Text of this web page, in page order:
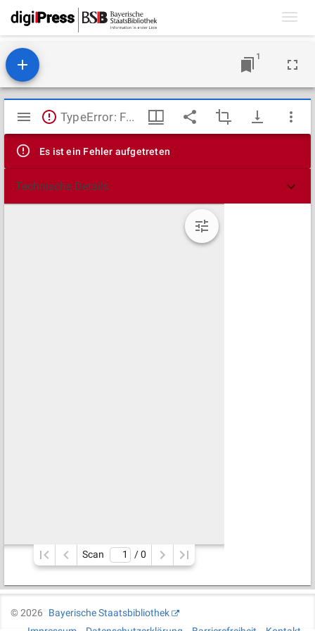
1
Mirador
Viewer
TypeError: Failed to fetch
Es ist ein Fehler aufgetreten
Technische Details
Scan / 0
©2026
Bayerische Staatsbibliothek